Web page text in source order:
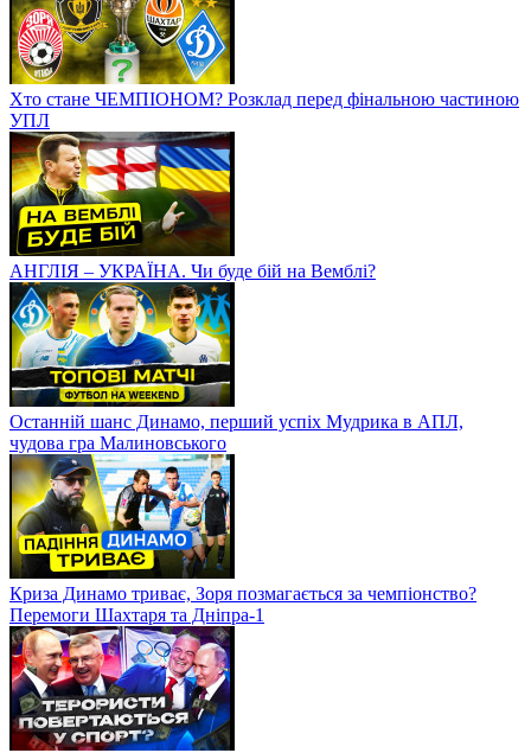
Хто стане ЧЕМПІОНОМ? Розклад перед фінальною частиною
УПЛ
АНГЛІЯ – УКРАЇНА. Чи буде бій на Вемблі?
Останній шанс Динамо, перший успіх Мудрика в АПЛ,
чудова гра Малиновського
Криза Динамо триває, Зоря позмагається за чемпіонство?
Перемоги Шахтаря та Дніпра-1